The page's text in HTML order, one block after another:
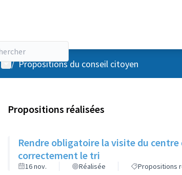
Menu utilisateur
/ Propositions du conseil citoyen
Propositions réalisées
Rendre obligatoire la visite du
correctement le tri
16 nov. Réalisée Propositions